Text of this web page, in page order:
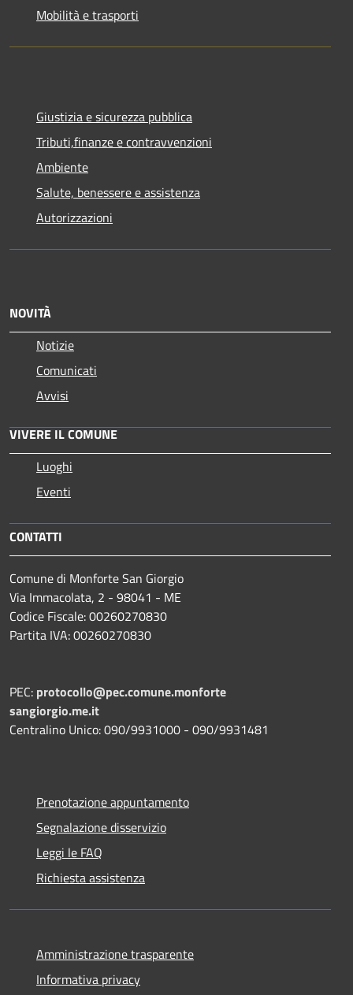
Mobilità e trasporti
Giustizia e sicurezza pubblica
Tributi,finanze e contravvenzioni
Ambiente
Salute, benessere e assistenza
Autorizzazioni
NOVITÀ
Notizie
Comunicati
Avvisi
VIVERE IL COMUNE
Luoghi
Eventi
CONTATTI
Comune di Monforte San Giorgio
Via Immacolata, 2 - 98041 - ME
Codice Fiscale: 00260270830
Partita IVA: 00260270830
PEC: protocollo@pec.comune.monforte
sangiorgio.me.it
Centralino Unico: 090/9931000 - 090/9931481
Prenotazione appuntamento
Segnalazione disservizio
Leggi le FAQ
Richiesta assistenza
Amministrazione trasparente
Informativa privacy